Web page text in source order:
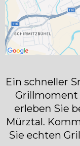
Ein schneller
Grillmoment
erleben Sie
Mürztal.
Sie echten